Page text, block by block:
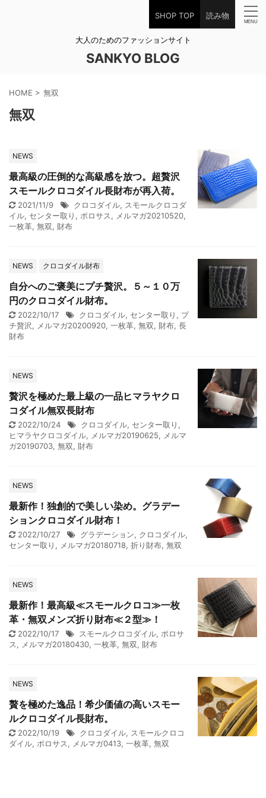
SHOP TOP 読み物
大人のためのファッションサイト
SANKYO BLOG
HOME > 無双
無双
NEWS
最高級の圧倒的な高級感を放つ。超贅沢
スモールクロコダイル長財布が再入荷。
2021/11/9 クロコダイル, スモールクロコダ
イル, センター取り , ポロサス, メルマガ20210520,
一枚革, 無双, 財布
NEWS クロコダイル財布
自分へのご褒美にプチ贅沢。５～１０万
円のクロコダイル財布。
2022/10/17 クロコダイル, センター取り , プ
チ贅沢, メルマガ20200920, 一枚革, 無双, 財布, 長
財布
NEWS
贅沢を極めた最上級の一品ヒマラヤクロ
コダイル無双長財布
2022/10/24 クロコダイル, センター取り ,
ヒマラヤクロコダイル, メルマガ20190625, メルマ
ガ20190703, 無双, 財布
NEWS
最新作！独創的で美しい染め。グラデー
ションクロコダイル財布！
2022/10/27 グラデーション, クロコダイル,
センター取り , メルマガ20180718, 折り財布, 無双
NEWS
最新作！最高級≪スモールクロコ≫一枚
革・無双メンズ折り財布≪２型≫！
2022/10/17 スモールクロコダイル, ポロサ
ス, メルマガ20180430, 一枚革, 無双, 財布
NEWS
贅を極めた逸品！希少価値の高いスモー
ルクロコダイル長財布。
2022/10/19 クロコダイル, スモールクロコ
ダイル, ポロサス, メルマガ0413, 一枚革, 無双